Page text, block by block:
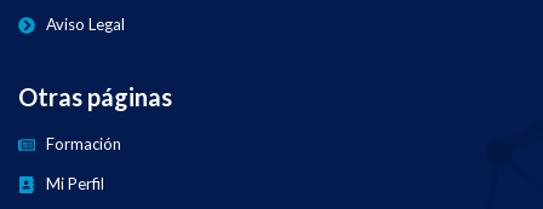
Aviso Legal
Otras páginas
Formación
Mi Perfil